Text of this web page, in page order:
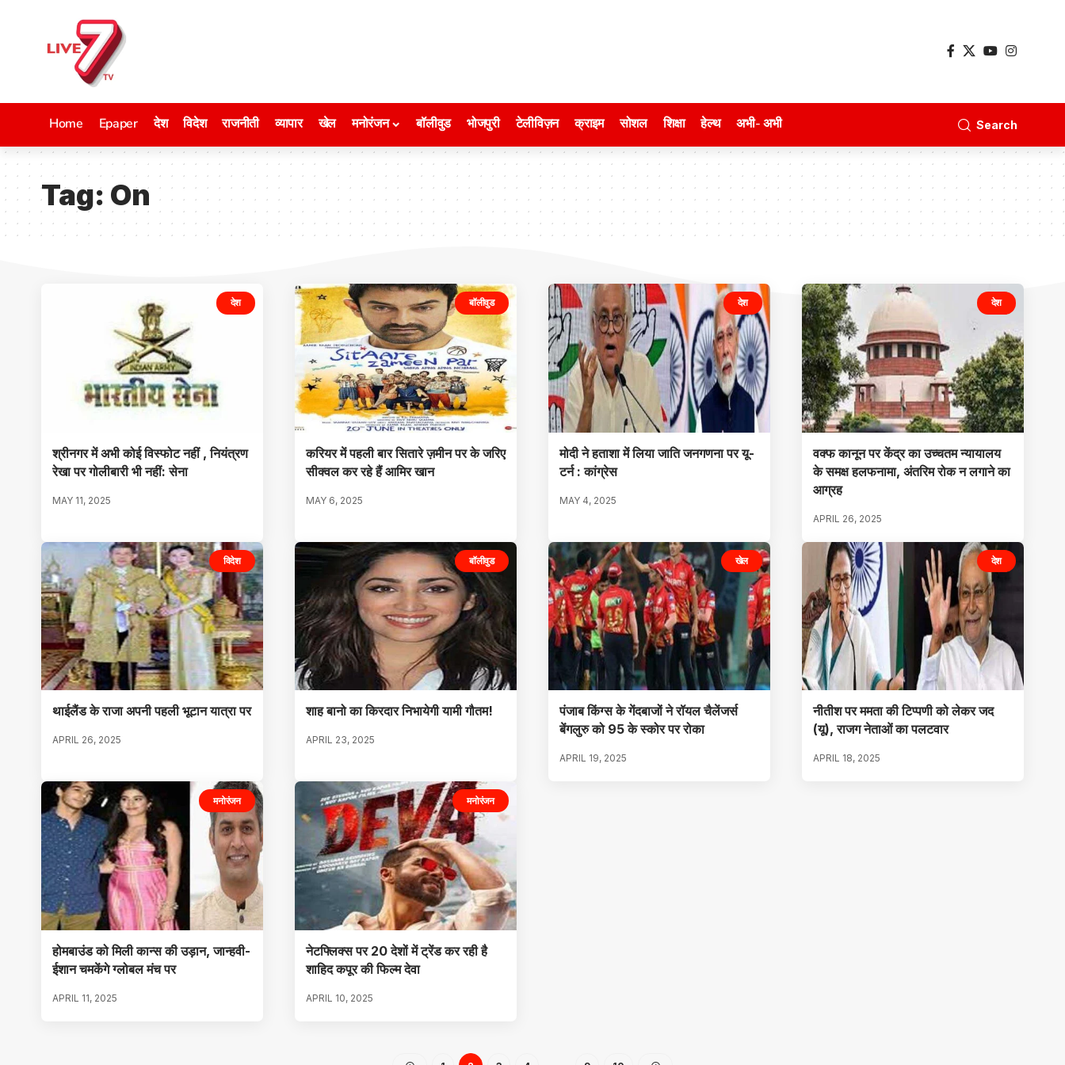
Home Epaper देश विदेश राजनीती व्यापार खेल मनोरंजन बॉलीवुड भोजपुरी टेलीविज़न क्राइम सोशल शिक्षा हेल्थ अभी- अभी Search
Tag: On
देश
श्रीनगर में अभी कोई विस्फोट नहीं , नियंत्रण
रेखा पर गोलीबारी भी नहीं: सेना
MAY 11, 2025
बॉलीवुड
करियर में पहली बार सितारे ज़मीन पर के जरिए
सीक्वल कर रहे हैं आमिर खान
MAY 6, 2025
देश
मोदी ने हताशा में लिया जाति जनगणना पर यू-
टर्न : कांग्रेस
MAY 4, 2025
देश
वक्फ कानून पर केंद्र का उच्चतम न्यायालय
के समक्ष हलफनामा, अंतरिम रोक न लगाने का
आग्रह
APRIL 26, 2025
विदेश
थाईलैंड के राजा अपनी पहली भूटान यात्रा पर
APRIL 26, 2025
बॉलीवुड
शाह बानो का किरदार निभायेगी यामी गौतम!
APRIL 23, 2025
खेल
पंजाब किंग्स के गेंदबाजों ने रॉयल चैलेंजर्स
बेंगलुरु को 95 के स्कोर पर रोका
APRIL 19, 2025
देश
नीतीश पर ममता की टिप्पणी को लेकर जद
(यू), राजग नेताओं का पलटवार
APRIL 18, 2025
मनोरंजन
होमबाउंड को मिली कान्स की उड़ान, जान्हवी-
ईशान चमकेंगे ग्लोबल मंच पर
APRIL 11, 2025
मनोरंजन
नेटफ्लिक्स पर 20 देशों में ट्रेंड कर रही है
शाहिद कपूर की फिल्म देवा
APRIL 10, 2025